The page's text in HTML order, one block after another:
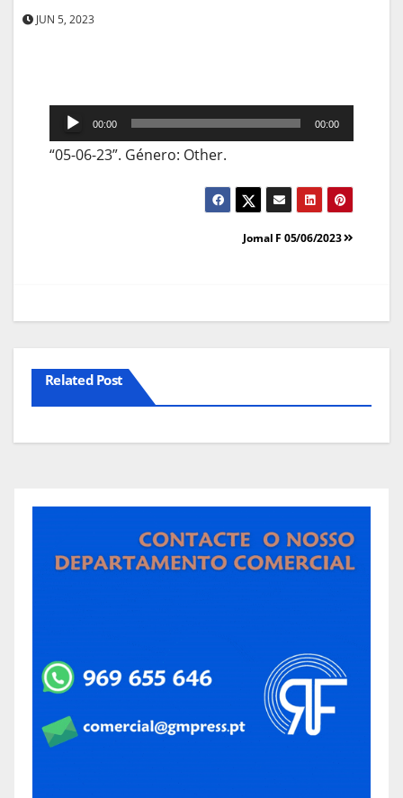
JUN 5, 2023
Reprodutor
de
00:00 00:00
“05-06-23”. Género: Other.
Jornal F 05/06/2023
Related Post